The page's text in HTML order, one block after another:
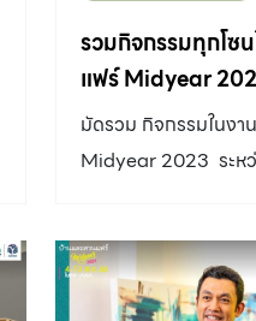
รวมกิจกรรมทุกโซ
แฟร์ Midyear
มัดรวม กิจกรรมในงา
Midyear 2023 ระห